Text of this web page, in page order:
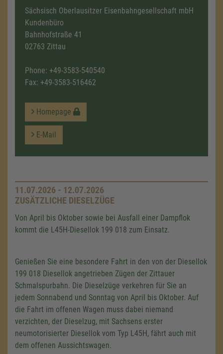
Sächsisch Oberlausitzer Eisenbahngesellschaft mbH
Kundenbüro
Bahnhofstraße 41
02763 Zittau
Phone: +49-3583-540540
Fax: +49-3583-516462
Homepage
E-Mail
11.07.2026 - 12.07.2026
ZUSÄTZLICHE DIESELZÜGE
Von April bis Oktober sowie bei Ausfall einer Dampflok
kommt die L45H-Diesellok 199 018 zum Einsatz.
Genießen Sie eine besondere Fahrt in den von der Diesellok
199 018 Diesellok angetrieben Zügen der Zittauer
Schmalspurbahn. Die Dieselzüge verkehren für Sie an
jedem Sonnabend und Sonntag von April bis Oktober. Auf
die Fahrt im offenen Wagen muss dabei niemand
verzichten, der Dieselzug, mit Sachsens erster
neumotorisierter Diesellok vom Typ L45H, fährt auch mit
dem offenen Aussichtswagen.